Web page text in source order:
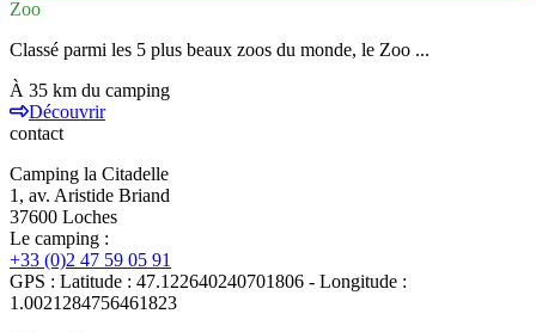
Zoo
Classé parmi les 5 plus beaux zoos du monde, le Zoo ...
À 35 km du camping
Découvrir
contact
Camping la Citadelle
1, av. Aristide Briand
37600 Loches
Le camping :
+33 (0)2 47 59 05 91
GPS : Latitude : 47.122640240701806 - Longitude :
1.0021284756461823